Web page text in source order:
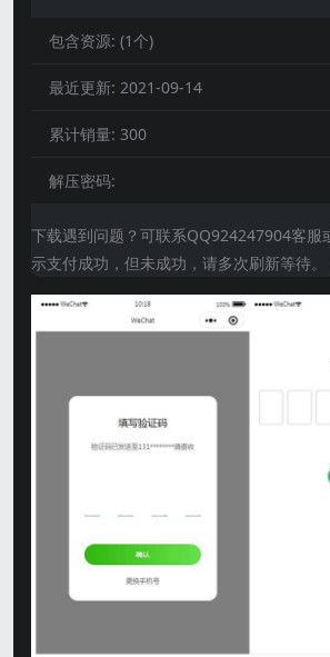
包含资源: (1个)
最近更新: 2021-09-14
累计销量: 300
解压密码:
下载遇到问题？可联系QQ924247904客服
示支付成功，但未成功，请多次刷新等待。